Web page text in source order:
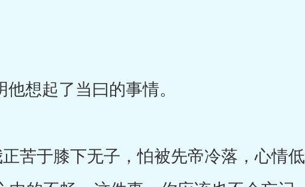
想起了当曰的事情。
于膝下无子，怕被先帝冷落，心情低